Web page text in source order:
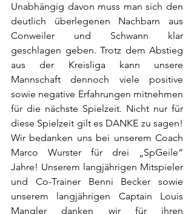
Unabhängig davon muss man sich den
deutlich überlegenen Nachbarn aus
Conweiler und Schwann klar
geschlagen geben. Trotz dem Abstieg
aus der Kreisliga kann unsere
Mannschaft dennoch viele positive
sowie negative Erfahrungen mitnehmen
für die nächste Spielzeit. Nicht nur für
diese Spielzeit gilt es DANKE zu sagen!
Wir bedanken uns bei unserem Coach
Marco Wurster für drei „SpGeile“
Jahre! Unserem langjährigen Mitspieler
und Co-Trainer Benni Becker sowie
unserem langjährigen Captain Louis
Mangler danken wir für ihren